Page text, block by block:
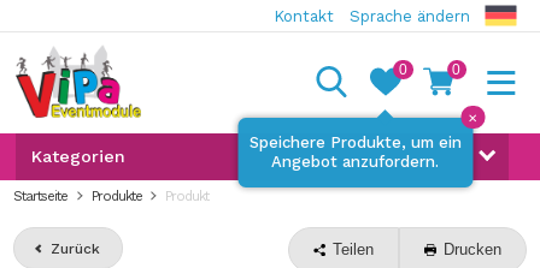
Kontakt Sprache ändern
0
Speichere Produkte, um ein
Angebot anzufordern.
✕
0
Kategorien
Startseite Produkte Produkt
Zurück Teilen Drucken